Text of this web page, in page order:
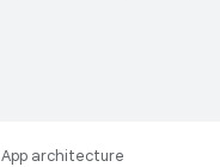
App architecture